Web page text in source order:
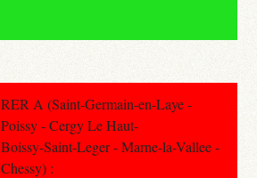
RER A (Saint-Germain-en-Laye -
Poissy - Cergy Le Haut-
Boissy-Saint-Leger - Marne-la-Vallee -
Chessy) :